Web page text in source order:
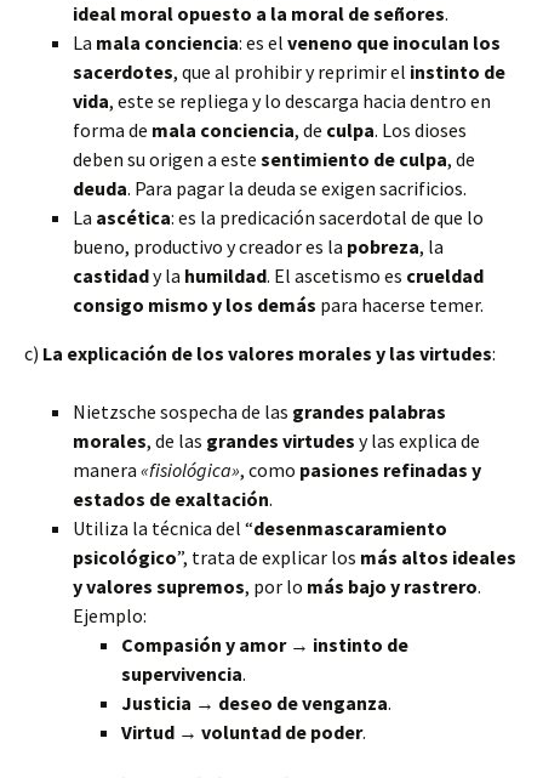
ideal moral opuesto a la moral de señores.
La mala conciencia: es el veneno que inoculan los
sacerdotes, que al prohibir y reprimir el instinto de
vida, este se repliega y lo descarga hacia dentro en
forma de mala conciencia, de culpa. Los dioses
deben su origen a este sentimiento de culpa, de
deuda. Para pagar la deuda se exigen sacrificios.
La ascética: es la predicación sacerdotal de que lo
bueno, productivo y creador es la pobreza, la
castidady la humildad. El ascetismo es crueldad
consigo mismo y los demás para hacerse temer.
c) La explicación de los valores morales y las virtudes:
Nietzsche sospecha de las grandes palabras
morales, de las grandes virtudes y las explica de
manera «fisiológica», como pasiones refinadas y
estados de exaltación.
Utiliza la técnica del “desenmascaramiento
psicológico”, trata de explicar los más altos ideales
y valores supremos, por lo más bajo y rastrero.
Ejemplo:
Compasión y amor→ instinto de
supervivencia.
Justicia → deseo de venganza.
Virtud → voluntad de poder.